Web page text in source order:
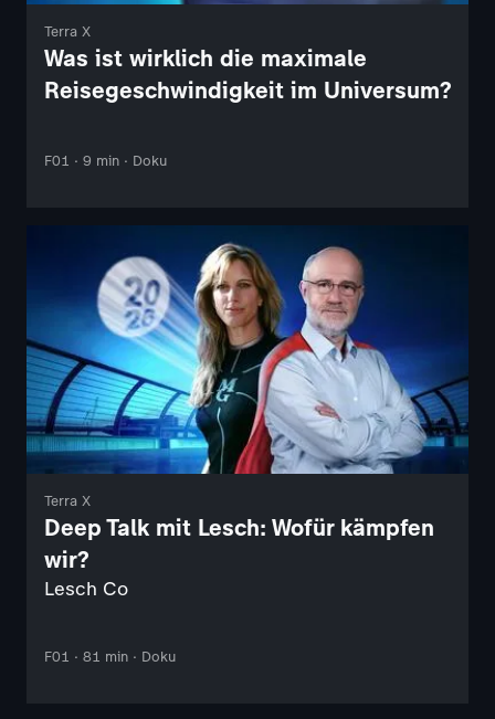
Terra X
Was ist wirklich die maximale
Reisegeschwindigkeit im Universum?
F01 · 9 min · Doku
Terra X
Deep Talk mit Lesch: Wofür kämpfen
wir?
Lesch Co
F01 · 81 min · Doku